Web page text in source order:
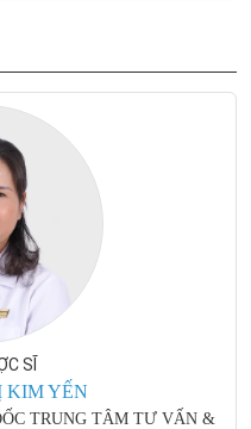
SĨ
KIM YẾN
TRUNG TÂM TƯ VẤN &